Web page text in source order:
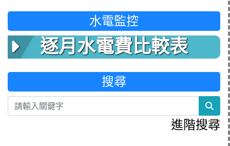
水電監控
逐月水電費比較表
搜尋
進階搜尋